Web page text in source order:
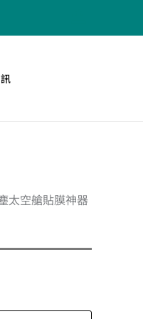
太空艙貼膜神器